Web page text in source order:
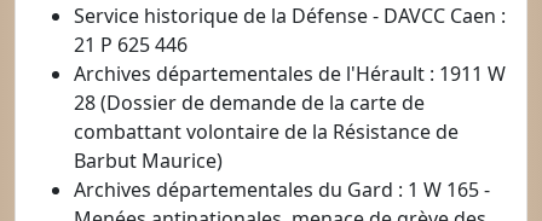
Service historique de la Défense - DAVCC Caen :
21 P 625 446
Archives départementales de l'Hérault : 1911 W
28 (Dossier de demande de la carte de
combattant volontaire de la Résistance de
Barbut Maurice)
Archives départementales du Gard : 1 W 165 -